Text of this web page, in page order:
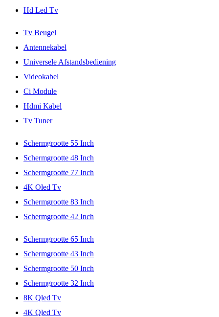
Hd Led Tv
Tv Beugel
Antennekabel
Universele Afstandsbediening
Videokabel
Ci Module
Hdmi Kabel
Tv Tuner
Schermgrootte 55 Inch
Schermgrootte 48 Inch
Schermgrootte 77 Inch
4K Oled Tv
Schermgrootte 83 Inch
Schermgrootte 42 Inch
Schermgrootte 65 Inch
Schermgrootte 43 Inch
Schermgrootte 50 Inch
Schermgrootte 32 Inch
8K Qled Tv
4K Qled Tv